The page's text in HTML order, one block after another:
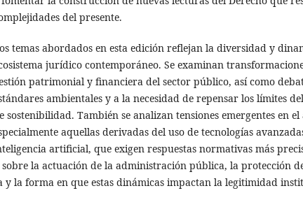
del presente.
temas abordados en esta edición reflejan la diversidad y
jurídico contemporáneo. Se examinan
patrimonial y financiera del sector público, así como
ambientales y a la necesidad de repensar los límites
sostenibilidad. También se analizan tensiones emergentes en
aquellas derivadas del uso de tecnologías
artificial, que exigen respuestas normativas más
la actuación de la administración pública, la protección
la forma en que estas dinámicas impactan la legitimidad